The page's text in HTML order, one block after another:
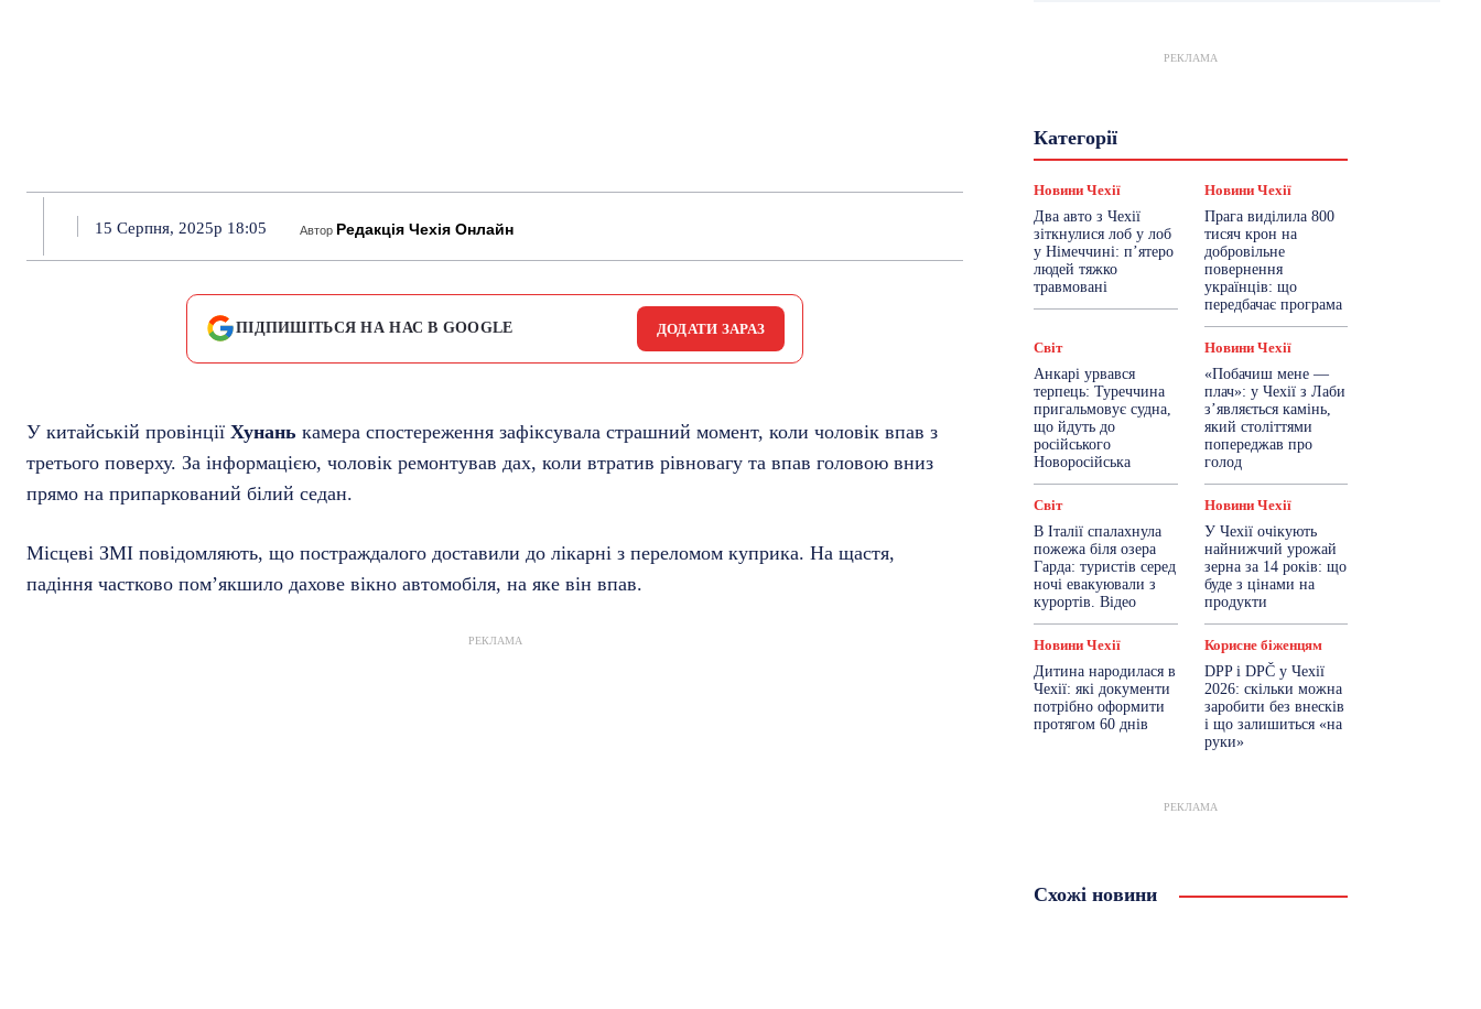
15 Серпня, 2025р 18:05 Автор Редакція Чехія Онлайн
ПІДПИШІТЬСЯ НА НАС В GOOGLE ДОДАТИ ЗАРАЗ
У китайській провінції Хунань камера спостереження зафіксувала страшний момент, коли чоловік впав з
третього поверху. За інформацією, чоловік ремонтував дах, коли втратив рівновагу та впав головою вниз
прямо на припаркований білий седан.
Місцеві ЗМІ повідомляють, що постраждалого доставили до лікарні з переломом куприка. На щастя,
падіння частково пом’якшило дахове вікно автомобіля, на яке він впав.
РЕКЛАМА
РЕКЛАМА
Категорії
Лайфстайл
Мандри
Новини України
Новини Чехії
Освіта
Політика
Поради
Робота
Сад та город
Спорт
ТехноМанія
Топ-новини
Фоторепортаж
Більше
Новини Чехії
Два авто з Чехії
зіткнулися лоб у лоб
у Німеччині: п’ятеро
людей тяжко
травмовані
Новини Чехії
Прага виділила 800
тисяч крон на
добровільне
повернення
українців: що
передбачає програма
Світ
Анкарі урвався
терпець: Туреччина
пригальмовує судна,
що йдуть до
російського
Новоросійська
Новини Чехії
«Побачиш мене —
плач»: у Чехії з Лаби
з’являється камінь,
який століттями
попереджав про
голод
Світ
В Італії спалахнула
пожежа біля озера
Гарда: туристів серед
ночі евакуювали з
курортів. Відео
Новини Чехії
У Чехії очікують
найнижчий урожай
зерна за 14 років: що
буде з цінами на
продукти
Новини Чехії
Дитина народилася в
Чехії: які документи
потрібно оформити
протягом 60 днів
Корисне біженцям
DPP і DPČ у Чехії
2026: скільки можна
заробити без внесків
і що залишиться «на
руки»
РЕКЛАМА
Схожі новини